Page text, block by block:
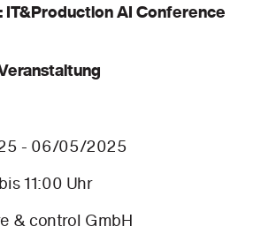
IT&Production AI Conference
- 06/05/2025
11:00 Uhr
& control GmbH